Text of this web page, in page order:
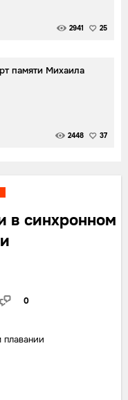
2941 25
памяти Михаила
2448 37
в синхронном
0